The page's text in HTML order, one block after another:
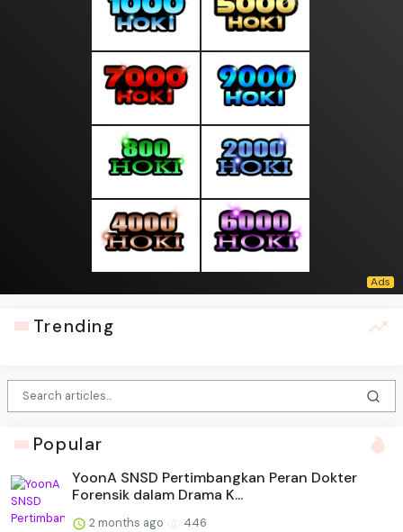
Trending
Popular
YoonA SNSD Pertimbangkan Peran Dokter
Forensik dalam Drama K...
2 months ago 446